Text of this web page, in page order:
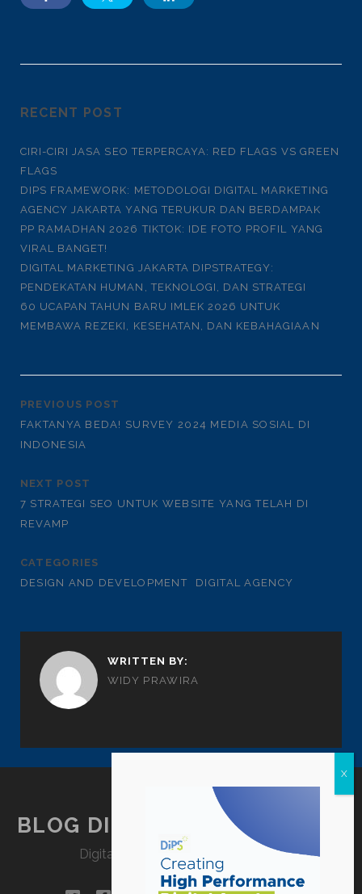
RECENT POST
CIRI-CIRI JASA SEO TERPERCAYA: RED FLAGS VS GREEN
FLAGS
DIPS FRAMEWORK: METODOLOGI DIGITAL MARKETING
AGENCY JAKARTA YANG TERUKUR DAN BERDAMPAK
PP RAMADHAN 2026 TIKTOK: IDE FOTO PROFIL YANG
VIRAL BANGET!
DIGITAL MARKETING JAKARTA DIPSTRATEGY:
PENDEKATAN HUMAN, TEKNOLOGI, DAN STRATEGI
60 UCAPAN TAHUN BARU IMLEK 2026 UNTUK
MEMBAWA REZEKI, KESEHATAN, DAN KEBAHAGIAAN
PREVIOUS POST
FAKTANYA BEDA! SURVEY 2024 MEDIA SOSIAL DI
INDONESIA
NEXT POST
7 STRATEGI SEO UNTUK WEBSITE YANG TELAH DI
REVAMP
CATEGORIES
DESIGN AND DEVELOPMENT
DIGITAL AGENCY
WRITTEN BY:
WIDY PRAWIRA
BLOG DIPSTRATEGY JAKARTA
Digital Agency Jakarta – Indonesia